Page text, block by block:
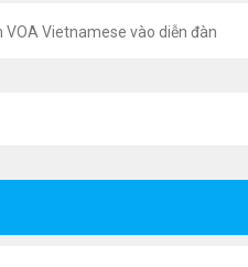
VOA Vietnamese vào diễn đàn